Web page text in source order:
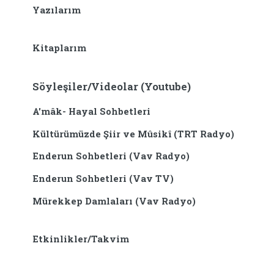
Yazılarım
Kitaplarım
Söyleşiler/Videolar (Youtube)
A'mâk- Hayal Sohbetleri
Kültürümüzde Şiir ve Mûsikî (TRT Radyo)
Enderun Sohbetleri (Vav Radyo)
Enderun Sohbetleri (Vav TV)
Mürekkep Damlaları (Vav Radyo)
Etkinlikler/Takvim